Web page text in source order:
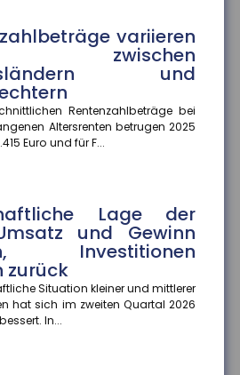
variieren
zwischen
und
Rentenzahlbeträge bei
Altersrenten betrugen 2025
Euro und für F...
Lage der
und Gewinn
Investitionen
zurück
Situation kleiner und mittlerer
hat sich im zweiten Quartal 2026
In...
Wärmeplanung schreitet in
Zum 30. Juni 2026 haben 2.836
Pläne abgeschlos...
auf Reisen
ausgefallene Flüge oder verpasste
können den Sommerurlaub
für
gestiegen
und Überspannungsschäden in
zwar gesunken, dafür stiegen die
Sch...